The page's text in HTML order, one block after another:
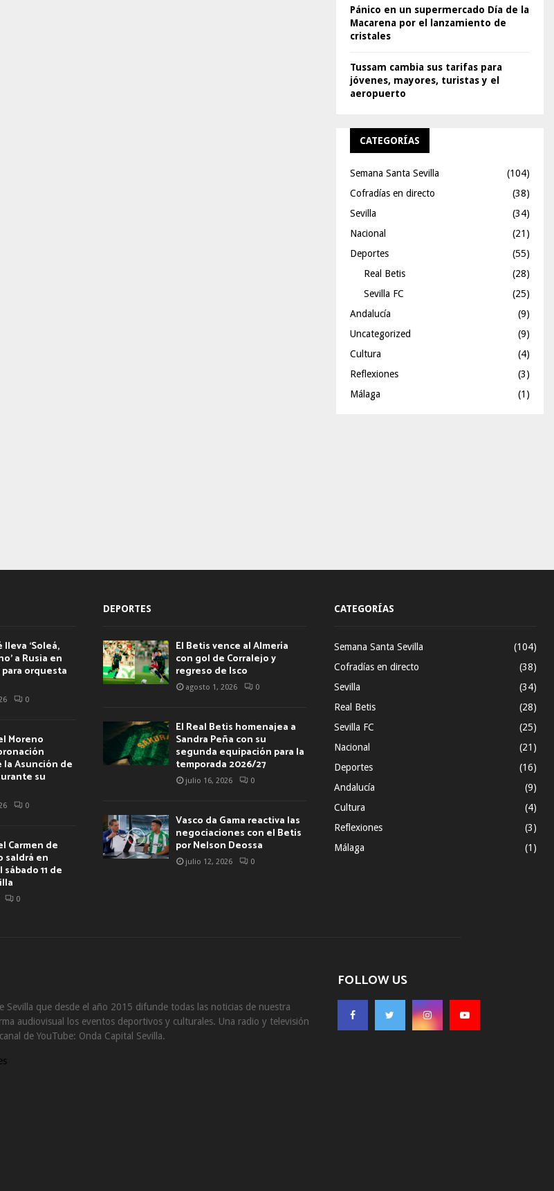
Pánico en un supermercado Día de la
Macarena por el lanzamiento de
cristales
Tussam cambia sus tarifas para
jóvenes, mayores, turistas y el
aeropuerto
CATEGORÍAS
Semana Santa Sevilla
(104)
Cofradías en directo
(38)
Sevilla
(34)
Nacional
(21)
Deportes
(55)
Real Betis
(28)
Sevilla FC
(25)
Andalucía
(9)
Uncategorized
(9)
Cultura
(4)
Reflexiones
(3)
Málaga
(1)
lleva ‘Soleá,
a Rusia en
orquesta
0
Moreno
la Asunción de
su
0
Carmen de
saldrá en
11 de
0
DEPORTES
El Betis vence al Almería
con gol de Corralejo y
regreso de Isco
agosto 1, 2026 0
El Real Betis homenajea a
Sandra Peña con su
segunda equipación para la
temporada 2026/27
julio 16, 2026 0
Vasco da Gama reactiva las
negociaciones con el Betis
por Nelson Deossa
julio 12, 2026 0
CATEGORÍAS
Semana Santa Sevilla
(104)
Cofradías en directo
(38)
Sevilla
(34)
Real Betis
(28)
Sevilla FC
(25)
Nacional
(21)
Deportes
(16)
Andalucía
(9)
Cultura
(4)
Reflexiones
(3)
Málaga
(1)
Sevilla que desde el año 2015 difunde todas las noticias de nuestra
audiovisual los eventos deportivos y culturales. Una radio y televisión
de YouTube: Onda Capital Sevilla.
FOLLOW US